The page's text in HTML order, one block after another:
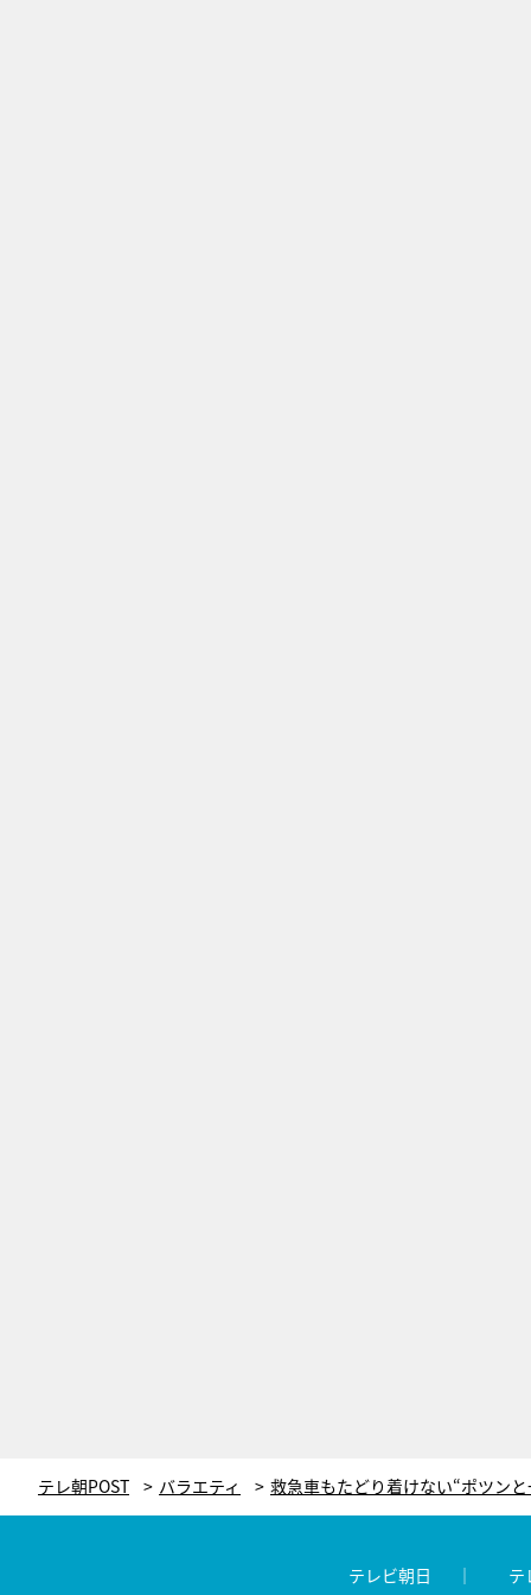
テレ朝POST バラエティ
テレビ朝日 テ